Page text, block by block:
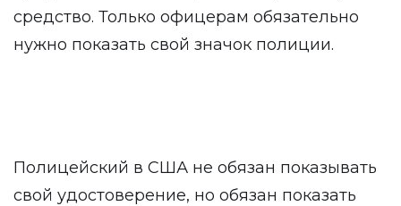
средство. Только офицерам обязательно
нужно показать свой значок полиции.
Полицейский в США не обязан показывать
свой удостоверение, но обязан показать